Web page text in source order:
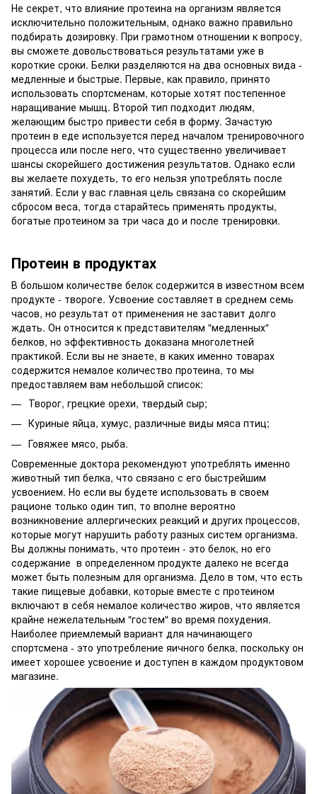
Не секрет, что влияние протеина на организм является
исключительно положительным, однако важно правильно
подбирать дозировку. При грамотном отношении к вопросу,
вы сможете довольствоваться результатами уже в
короткие сроки. Белки разделяются на два основных вида -
медленные и быстрые. Первые, как правило, принято
использовать спортсменам, которые хотят постепенное
наращивание мышц. Второй тип подходит людям,
желающим быстро привести себя в форму. Зачастую
протеин в еде используется перед началом тренировочного
процесса или после него, что существенно увеличивает
шансы скорейшего достижения результатов. Однако если
вы желаете похудеть, то его нельзя употреблять после
занятий. Если у вас главная цель связана со скорейшим
сбросом веса, тогда старайтесь применять продукты,
богатые протеином за три часа до и после тренировки.
Протеин в продуктах
В большом количестве белок содержится в известном всем
продукте - твороге. Усвоение составляет в среднем семь
часов, но результат от применения не заставит долго
ждать. Он относится к представителям "медленных"
белков, но эффективность доказана многолетней
практикой. Если вы не знаете, в каких именно товарах
содержится немалое количество протеина, то мы
предоставляем вам небольшой список:
Творог, грецкие орехи, твердый сыр;
Куриные яйца, хумус, различные виды мяса птиц;
Говяжее мясо, рыба.
Современные доктора рекомендуют употреблять именно
животный тип белка, что связано с его быстрейшим
усвоением. Но если вы будете использовать в своем
рационе только один тип, то вполне вероятно
возникновение аллергических реакций и других процессов,
которые могут нарушить работу разных систем организма.
Вы должны понимать, что протеин - это белок, но его
содержание в определенном продукте далеко не всегда
может быть полезным для организма. Дело в том, что есть
такие пищевые добавки, которые вместе с протеином
включают в себя немалое количество жиров, что является
крайне нежелательным "гостем" во время похудения.
Наиболее приемлемый вариант для начинающего
спортсмена - это употребление яичного белка, поскольку он
имеет хорошее усвоение и доступен в каждом продуктовом
магазине.